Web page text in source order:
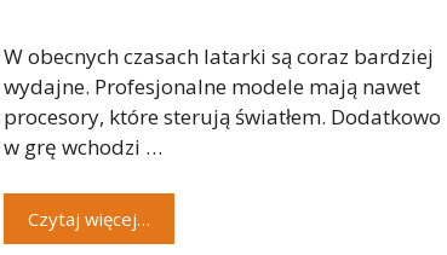
W obecnych czasach latarki są coraz bardziej
wydajne. Profesjonalne modele mają nawet
procesory, które sterują światłem. Dodatkowo
w grę wchodzi …
Czytaj więcej…